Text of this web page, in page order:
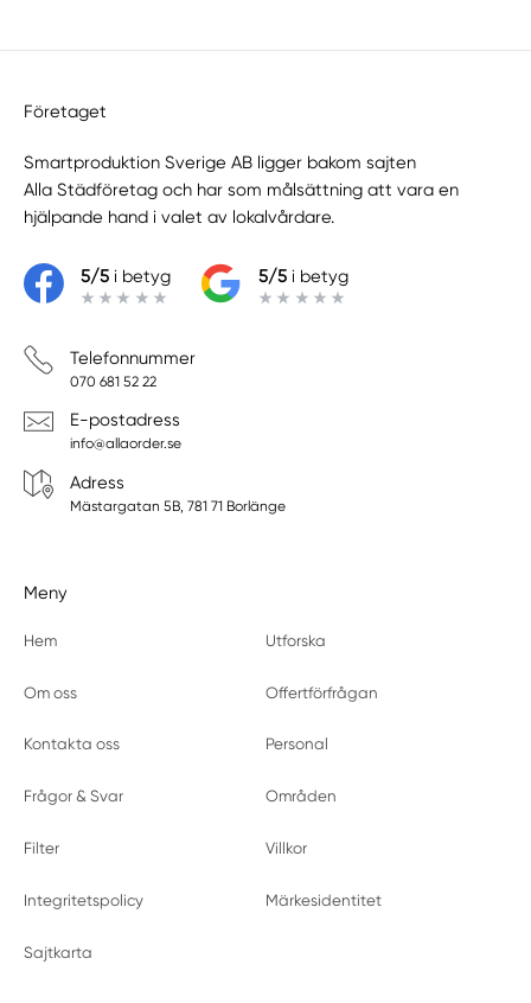
Företaget
Smartproduktion Sverige AB ligger bakom sajten
Alla Städföretag och har som målsättning att vara en
hjälpande hand i valet av lokalvårdare.
5/5i betyg 5/5i betyg
Telefonnummer
070 681 52 22
E-postadress
info@allaorder.se
Adress
Mästargatan 5B, 781 71 Borlänge
Meny
Hem Utforska
Om oss Offertförfrågan
Kontakta oss Personal
Frågor & Svar Områden
Filter Villkor
Integritetspolicy Märkesidentitet
Sajtkarta